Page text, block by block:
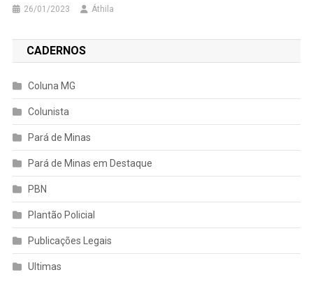
26/01/2023 Áthila
CADERNOS
Coluna MG
Colunista
Pará de Minas
Pará de Minas em Destaque
PBN
Plantão Policial
Publicações Legais
Ultimas